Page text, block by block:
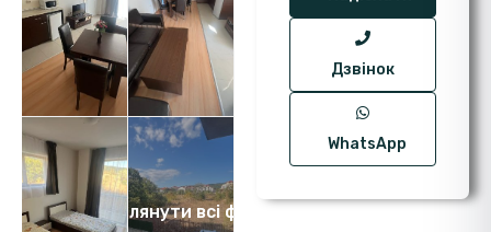
Переглянути всі фото 8
Дзвінок
WhatsApp